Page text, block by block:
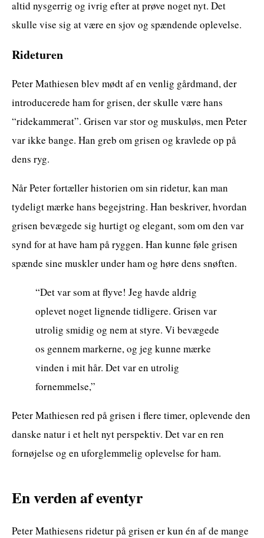
altid nysgerrig og ivrig efter at prøve noget nyt. Det
skulle vise sig at være en sjov og spændende oplevelse.
Rideturen
Peter Mathiesen blev mødt af en venlig gårdmand, der
introducerede ham for grisen, der skulle være hans
“ridekammerat”. Grisen var stor og muskuløs, men Peter
var ikke bange. Han greb om grisen og kravlede op på
dens ryg.
Når Peter fortæller historien om sin ridetur, kan man
tydeligt mærke hans begejstring. Han beskriver, hvordan
grisen bevægede sig hurtigt og elegant, som om den var
synd for at have ham på ryggen. Han kunne føle grisen
spænde sine muskler under ham og høre dens snøften.
“Det var som at flyve! Jeg havde aldrig
oplevet noget lignende tidligere. Grisen var
utrolig smidig og nem at styre. Vi bevægede
os gennem markerne, og jeg kunne mærke
vinden i mit hår. Det var en utrolig
fornemmelse,”
Peter Mathiesen red på grisen i flere timer, oplevende den
danske natur i et helt nyt perspektiv. Det var en ren
fornøjelse og en uforglemmelig oplevelse for ham.
En verden af eventyr
Peter Mathiesens ridetur på grisen er kun én af de mange